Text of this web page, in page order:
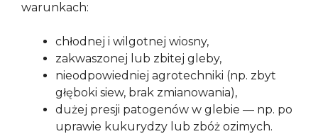
warunkach:
chłodnej i wilgotnej wiosny,
zakwaszonej lub zbitej gleby,
nieodpowiedniej agrotechniki (np. zbyt
głęboki siew, brak zmianowania),
dużej presji patogenów w glebie — np. po
uprawie kukurydzy lub zbóż ozimych.